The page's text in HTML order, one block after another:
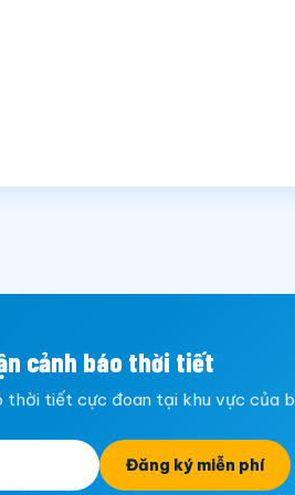
cảnh báo thời tiết
thời tiết cực đoan tại khu vực của
Đăng ký miễn phí